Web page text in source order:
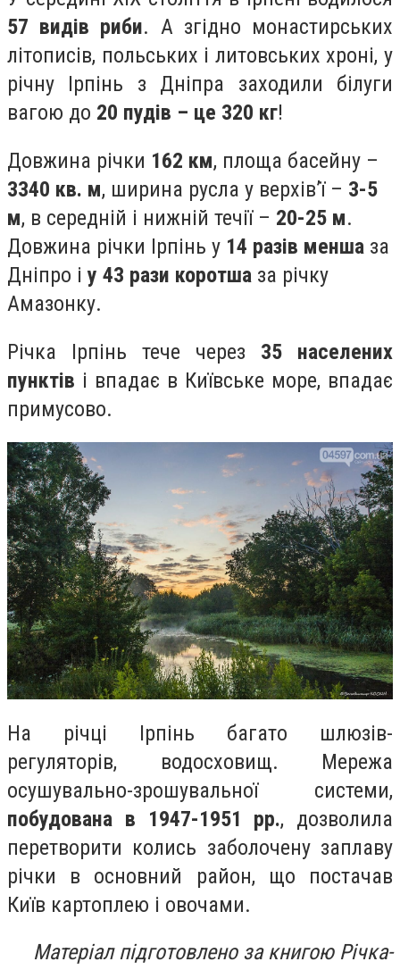
57 видів риби. А згідно монастирських
літописів, польських і литовських хроні, у
річну Ірпінь з Дніпра заходили білуги
вагою до 20 пудів – це 320 кг!
Довжина річки 162 км, площа басейну –
3340 кв. м, ширина русла у верхів’ї – 3-5
м, в середній і нижній течії – 20-25 м.
Довжина річки Ірпінь у 14 разів менша за
Дніпро і у 43 рази коротша за річку
Амазонку.
Річка Ірпінь тече через 35 населених
пунктів і впадає в Київське море, впадає
примусово.
На річці Ірпінь багато шлюзів-
регуляторів, водосховищ. Мережа
осушувально-зрошувальної системи,
побудована в 1947-1951 рр., дозволила
перетворити колись заболочену заплаву
річки в основний район, що постачав
Київ картоплею і овочами.
Матеріал підготовлено за книгою Річка-